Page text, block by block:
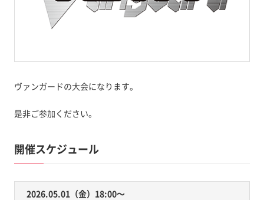
ヴァンガードの大会になります。
是非ご参加ください。
開催スケジュール
2026.05.01（金）18:00〜